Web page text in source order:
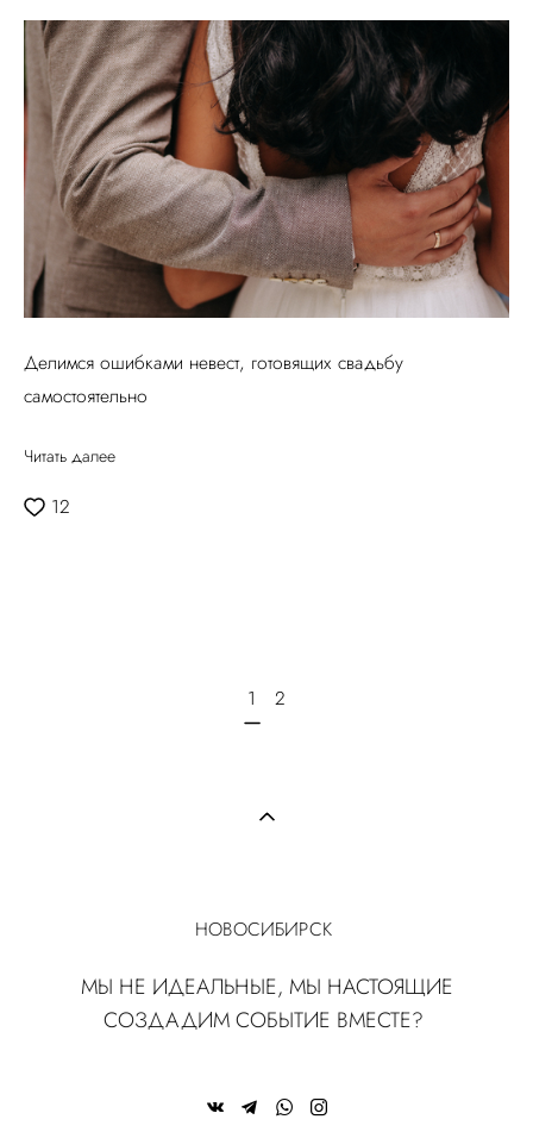
Делимся ошибками невест, готовящих свадьбу
самостоятельно
Читать далее
12
1 2
НОВОСИБИРСК
МЫ НЕ ИДЕАЛЬНЫЕ, МЫ НАСТОЯЩИЕ
СОЗДАДИМ СОБЫТИЕ ВМЕСТЕ?